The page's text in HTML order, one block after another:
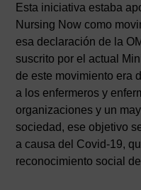
Esta iniciativa estaba
Nursing Now como
esa declaración de la
suscrito por el actual
de este movimiento era
a los enfermeros y
organizaciones y un
sociedad, ese objetivo
a causa del Covid-19,
reconocimiento social